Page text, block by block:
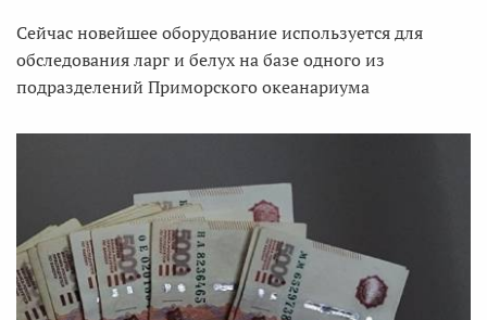
Сейчас новейшее оборудование используется для
обследования ларг и белух на базе одного из
подразделений Приморского океанариума